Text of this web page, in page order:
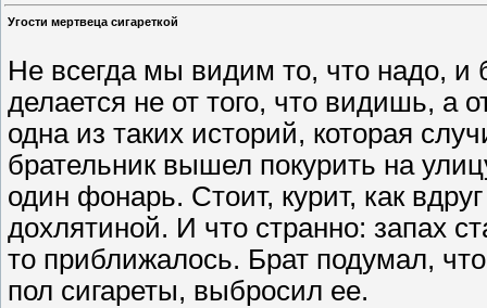
Угости мертвеца сигареткой
Не всегда мы видим то, что надо, и
делается не от того, что видишь, а
одна из таких историй, которая
брательник вышел покурить на
один фонарь. Стоит, курит, как
дохлятиной. И что странно: запах
то приближалось. Брат подумал,
пол сигареты, выбросил ее.